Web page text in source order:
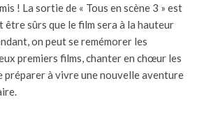
! La sortie de « Tous en scène 3 » est
être sûrs que le film sera à la hauteur
on peut se remémorer les
premiers films, chanter en chœur les
préparer à vivre une nouvelle aventure